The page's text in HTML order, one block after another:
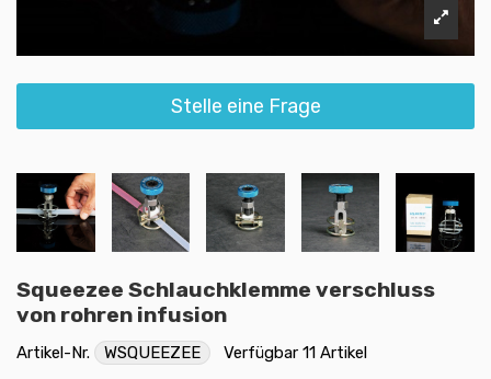
Stelle eine Frage
Squeezee Schlauchklemme verschluss
von rohren infusion
Artikel-Nr. WSQUEEZEE Verfügbar 11 Artikel